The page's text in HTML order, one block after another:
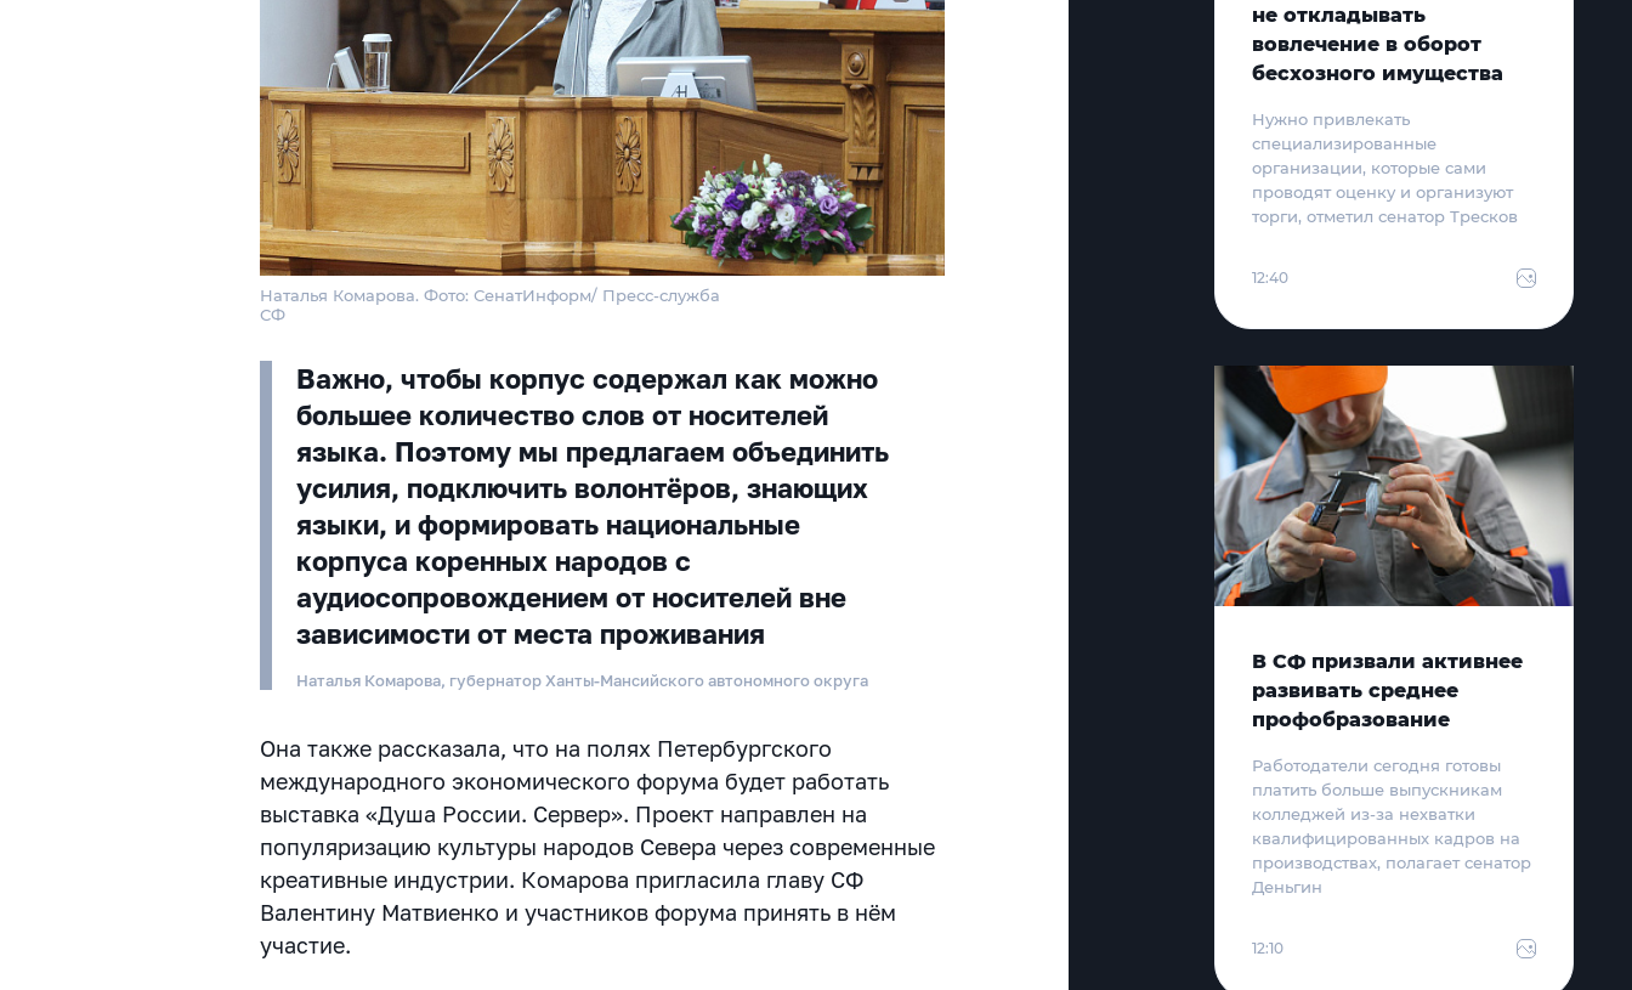
Наталья Комарова. Фото: СенатИнформ/ Пресс-служба
СФ
Важно, чтобы корпус содержал как можно
большее количество слов от носителей
языка. Поэтому мы предлагаем объединить
усилия, подключить волонтёров, знающих
языки, и формировать национальные
корпуса коренных народов с
аудиосопровождением от носителей вне
зависимости от места проживания
Наталья Комарова, губернатор Ханты-Мансийского автономного округа
Она также рассказала, что на полях Петербургского
международного экономического форума будет работать
выставка «Душа России. Сервер». Проект направлен на
популяризацию культуры народов Севера через современные
креативные индустрии. Комарова пригласила главу СФ
Валентину Матвиенко и участников форума принять в нём
участие.
не откладывать
вовлечение в оборот
бесхозного имущества
Нужно привлекать
специализированные
организации, которые сами
проводят оценку и организуют
торги, отметил сенатор Тресков
12:40
В СФ призвали активнее
развивать среднее
профобразование
Работодатели сегодня готовы
платить больше выпускникам
колледжей из-за нехватки
квалифицированных кадров на
производствах, полагает сенатор
Деньгин
12:10